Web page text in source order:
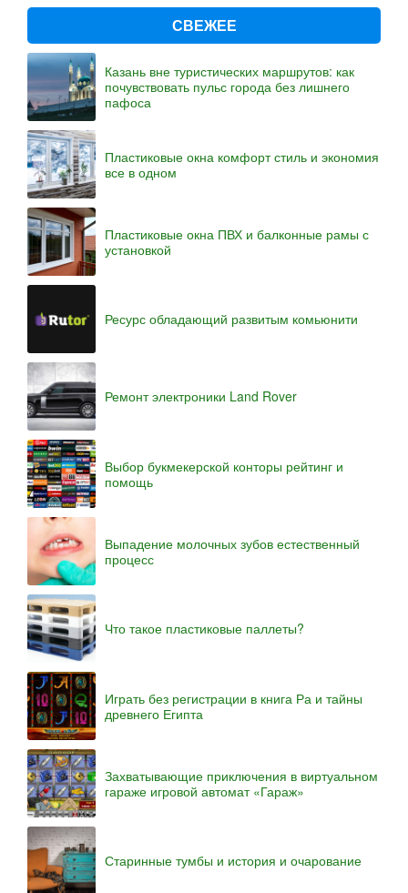
СВЕЖЕЕ
Казань вне туристических маршрутов: как
почувствовать пульс города без лишнего
пафоса
Пластиковые окна комфорт стиль и экономия
все в одном
Пластиковые окна ПВХ и балконные рамы с
установкой
Ресурс обладающий развитым комьюнити
Ремонт электроники Land Rover
Выбор букмекерской конторы рейтинг и
помощь
Выпадение молочных зубов естественный
процесс
Что такое пластиковые паллеты?
Играть без регистрации в книга Ра и тайны
древнего Египта
Захватывающие приключения в виртуальном
гараже игровой автомат «Гараж»
Старинные тумбы и история и очарование